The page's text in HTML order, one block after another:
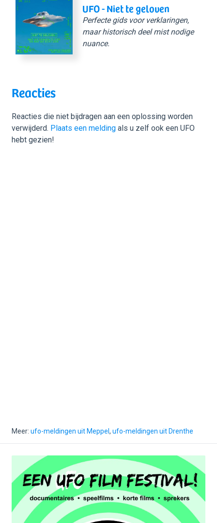
UFO - Niet te geloven
Perfecte gids voor verklaringen,
maar historisch deel mist nodige
nuance.
Reacties
Reacties die niet bijdragen aan een oplossing worden
verwijderd. Plaats een melding als u zelf ook een UFO
hebt gezien!
Meer: ufo-meldingen uit Meppel , ufo-meldingen uit Drenthe